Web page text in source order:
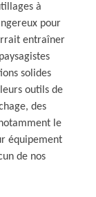
à
pour
entraîner
solides
outils de
des
le
équipement
de nos